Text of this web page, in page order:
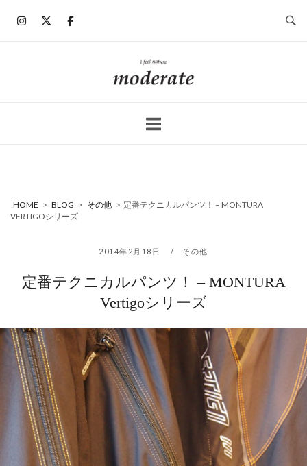
ホ
ー
HOME > BLOG > その他 > 定番テクニカルパンツ！ – MONTURA
VERTIGOシリーズ
2014年2月18日 その他
定番テクニカルパンツ！ – MONTURA
Vertigoシリーズ